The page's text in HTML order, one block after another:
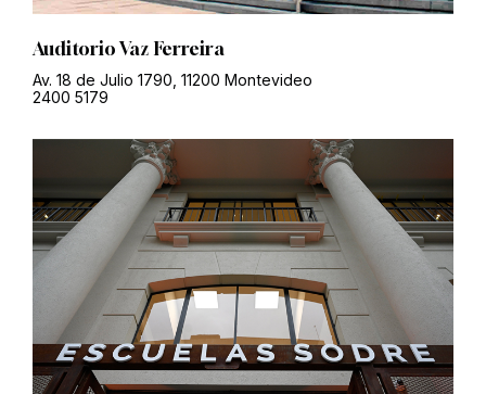
Auditorio Vaz Ferreira
Av. 18 de Julio 1790, 11200 Montevideo
2400 5179